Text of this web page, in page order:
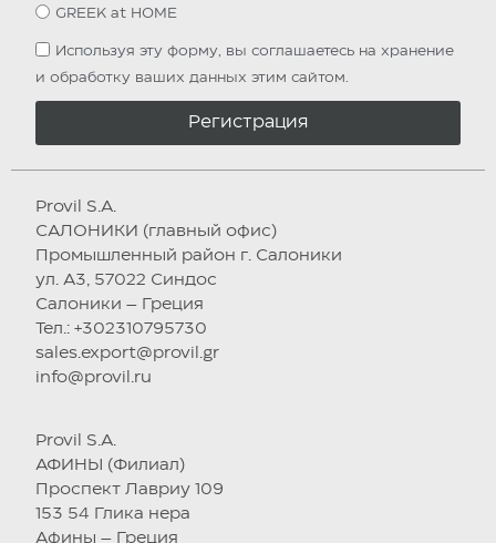
GREEK at HOME
Используя эту форму, вы соглашаетесь на хранение
и обработку ваших данных этим сайтом.
Регистрация
Provil S.A.
САЛОНИКИ (главный офис)
Промышленный район г. Салоники
ул. А3, 57022 Синдос
Салоники – Греция
Тел.: +302310795730
sales.export@provil.gr
info@provil.ru
Provil S.A.
АФИНЫ (Филиал)
Проспект Лавриу 109
153 54 Глика нера
Афины – Греция